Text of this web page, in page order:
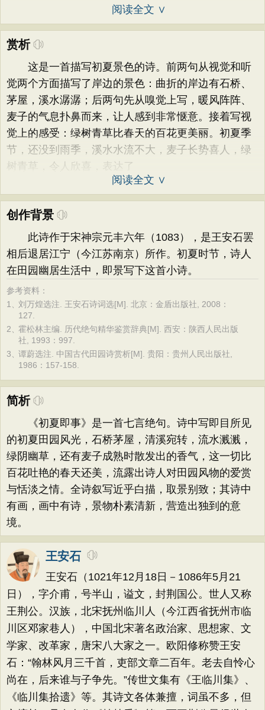
阅读全文 ∨
赏析
这是一首描写初夏景色的诗。前两句从视觉和听
觉两个方面描写了岸边的景色：曲折的岸边有石桥、
茅屋，溪水潺潺；后两句先从嗅觉上写，暖风阵阵、
麦子的气息扑鼻而来，让人感到非常惬意。接着写视
觉上的感受：绿树青草比春天的百花更美丽。初夏季
节，还没到雨季，溪水水流不大，麦子长势喜人，绿
树青草，令人欣喜，表达了
阅读全文 ∨
创作背景
此诗作于宋神宗元丰六年（1083），是王安石罢
相后退居江宁（今江苏南京）所作。初夏时节，诗人
在田园幽居生活中，即景写下这首小诗。
参考资料：
1、刘万煌选注. 王安石诗词选[M]. 北京：金盾出版社, 2008：
127.
2、霍松林主编. 历代绝句精华鉴赏辞典[M]. 西安：陕西人民出版
社, 1993：997.
3、谭蔚选注. 中国古代田园诗赏析[M]. 贵阳：贵州人民出版社,
1986：157-158.
简析
《初夏即事》是一首七言绝句。诗中写即目所见
的初夏田园风光，石桥茅屋，清溪宛转，流水溅溅，
绿阴幽草，还有麦子成熟时散发出的香气，这一切比
百花吐艳的春天还美，流露出诗人对田园风物的爱赏
与恬淡之情。全诗叙写近乎白描，取景别致；其诗中
有画，画中有诗，景物朴素清新，营造出独到的意
境。
王安石
王安石（1021年12月18日－1086年5月21
日），字介甫，号半山，谥文，封荆国公。世人又称
王荆公。汉族，北宋抚州临川人（今江西省抚州市临
川区邓家巷人），中国北宋著名政治家、思想家、文
学家、改革家，唐宋八大家之一。欧阳修称赞王安
石：“翰林风月三千首，吏部文章二百年。老去自怜心
尚在，后来谁与子争先。”传世文集有《王临川集》、
《临川集拾遗》等。其诗文各体兼擅，词虽不多，但